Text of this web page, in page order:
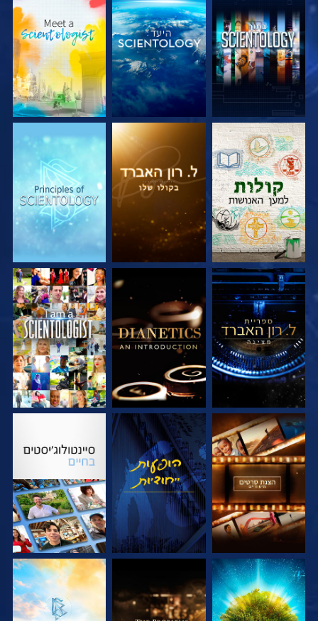
בדוק את הסדרה בדוק את הסדרה בדוק את הסדרה
בדוק את הסדרה בדוק את הסדרה צפה
בדוק את הסדרה צפה בדוק את הסדרה
בדוק את הסדרה בדוק את הסדרה בדוק את הסדרה